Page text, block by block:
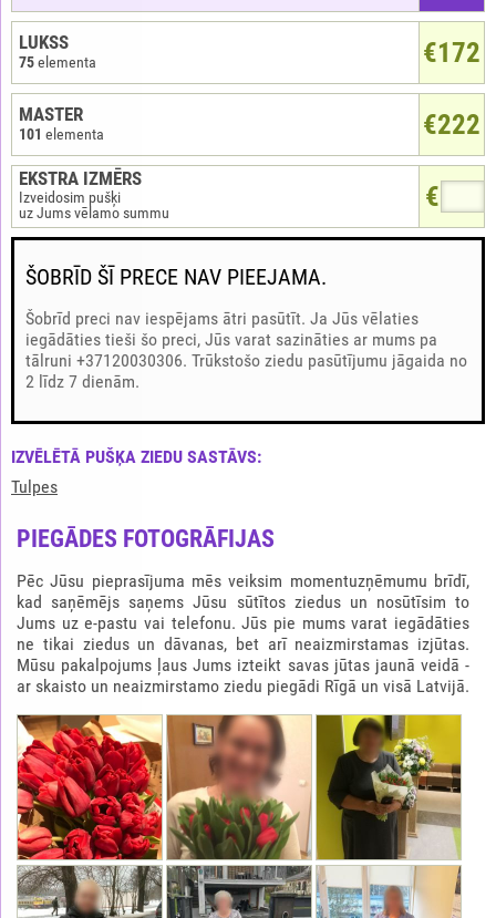
€172
LUKSS
75elementa
€222
MASTER
101 elementa
€
EKSTRA IZMĒRS
Izveidosim pušķi
uz Jums vēlamo summu
ŠOBRĪD ŠĪ PRECE NAV PIEEJAMA.
Šobrīd preci nav iespējams ātri pasūtīt. Ja Jūs vēlaties
iegādāties tieši šo preci, Jūs varat sazināties ar mums pa
tālruni +37120030306. Trūkstošo ziedu pasūtījumu jāgaida no
2 līdz 7 dienām.
IZVĒLĒTĀ PUŠĶA ZIEDU SASTĀVS:
Tulpes
PIEGĀDES FOTOGRĀFIJAS
Pēc Jūsu pieprasījuma mēs veiksim momentuzņēmumu brīdī,
kad saņēmējs saņems Jūsu sūtītos ziedus un nosūtīsim to
Jums uz e-pastu vai telefonu. Jūs pie mums varat iegādāties
ne tikai ziedus un dāvanas, bet arī neaizmirstamas izjūtas.
Mūsu pakalpojums ļaus Jums izteikt savas jūtas jaunā veidā -
ar skaisto un neaizmirstamo ziedu piegādi Rīgā un visā Latvijā.